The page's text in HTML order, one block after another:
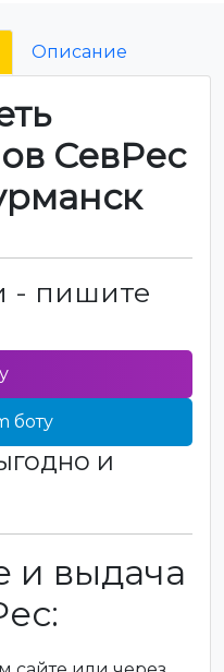
Описание
СевРес
- пишите
боту
и
выдача